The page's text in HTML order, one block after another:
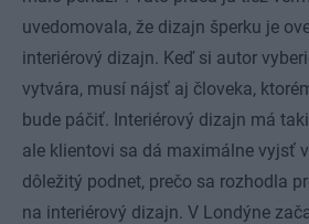
uvedomovala, že dizajn šperku je
interiérový dizajn. Keď si autor
vytvára, musí nájsť aj človeka,
bude páčiť. Interiérový dizajn má
ale klientovi sa dá maximálne vyjsť
dôležitý podnet, prečo sa rozhodla
na interiérový dizajn. V Londýne